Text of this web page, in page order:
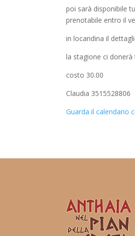
poi sarà disponibile
prenotabile entro il
in locandina il
la stagione ci
costo 30.00
Claudia 3515528806
Guarda il calendario